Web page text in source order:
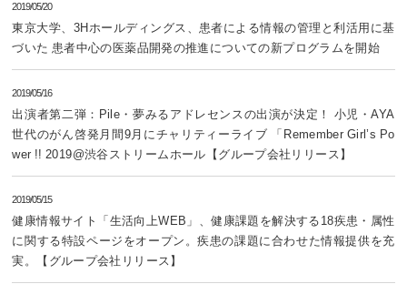
2019/05/20
東京大学、3Hホールディングス、患者による情報の管理と利活用に基
づいた 患者中心の医薬品開発の推進についての新プログラムを開始
2019/05/16
出演者第二弾：Pile・夢みるアドレセンスの出演が決定！ 小児・AYA
世代のがん啓発月間9月にチャリティーライブ 「Remember Girl’s Po
wer !! 2019@渋谷ストリームホール【グループ会社リリース】
2019/05/15
健康情報サイト「生活向上WEB」、健康課題を解決する18疾患・属性
に関する特設ページをオープン。疾患の課題に合わせた情報提供を充
実。【グループ会社リリース】